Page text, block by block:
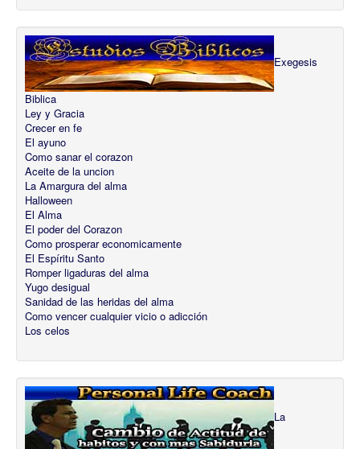
Exegesis
Biblica
Ley y Gracia
Crecer en fe
El ayuno
Como sanar el corazon
Aceite de la uncion
La Amargura del alma
Halloween
El Alma
El poder del Corazon
Como prosperar economicamente
El Espíritu Santo
Romper ligaduras del alma
Yugo desigual
Sanidad de las heridas del alma
Como vencer cualquier vicio o adicción
Los celos
La